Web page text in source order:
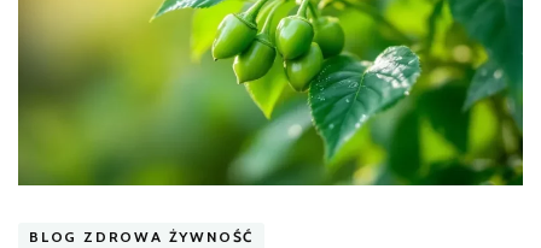
BLOG ZDROWA ŻYWNOŚĆ